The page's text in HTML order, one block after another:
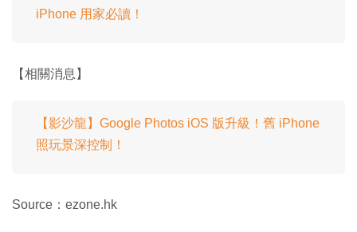
iPhone 用家必讀！
【相關消息】
【影沙龍】Google Photos iOS 版升級！舊 iPhone
照玩景深控制！
Source：ezone.hk